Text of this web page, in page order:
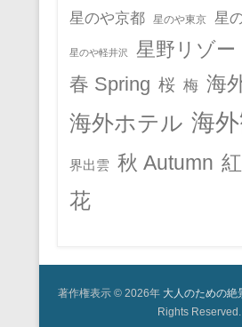
星のや京都 星のや東京 星
星のや軽井沢
星野リゾー
春 Spring 桜 梅 海
海外ホテル 海
界出雲 秋 Autumn
花
著作権表示 © 2026年 大人のための絶
Rights Reserved.